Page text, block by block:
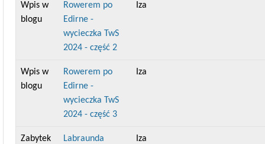
Wpis w
blogu
Rowerem po
Edirne -
wycieczka TwS
2024 - część 2
Iza
Wpis w
blogu
Rowerem po
Edirne -
wycieczka TwS
2024 - część 3
Iza
Zabytek Labraunda Iza